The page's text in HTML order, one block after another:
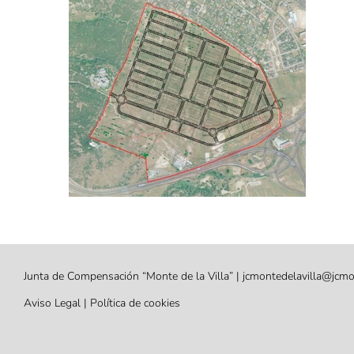
Junta de Compensación “Monte de la Villa” |
Aviso Legal | Política de cookies